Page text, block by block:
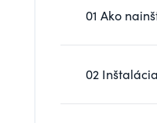
01 Ako
02